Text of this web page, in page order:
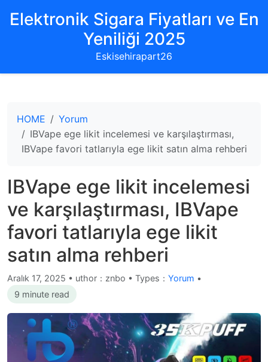
Elektronik Sigara Fiyatları ve En
Yeniliği 2025
Eskisehirapart26
HOME
Yorum
IBVape ege likit incelemesi ve karşılaştırması,
IBVape favori tatlarıyla ege likit satın alma rehberi
IBVape ege likit incelemesi
ve karşılaştırması, IBVape
favori tatlarıyla ege likit
satın alma rehberi
Aralık 17, 2025 • uthor：znbo • Types： Yorum •
9 minute read